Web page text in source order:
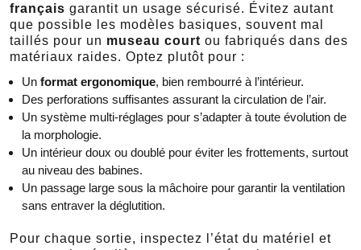
français garantit un usage sécurisé. Évitez autant
que possible les modèles basiques, souvent mal
taillés pour un museau court ou fabriqués dans des
matériaux raides. Optez plutôt pour :
Un format ergonomique, bien rembourré à l’intérieur.
Des perforations suffisantes assurant la circulation de l’air.
Un système multi-réglages pour s’adapter à toute évolution de
la morphologie.
Un intérieur doux ou doublé pour éviter les frottements, surtout
au niveau des babines.
Un passage large sous la mâchoire pour garantir la ventilation
sans entraver la déglutition.
Pour chaque sortie, inspectez l’état du matériel et